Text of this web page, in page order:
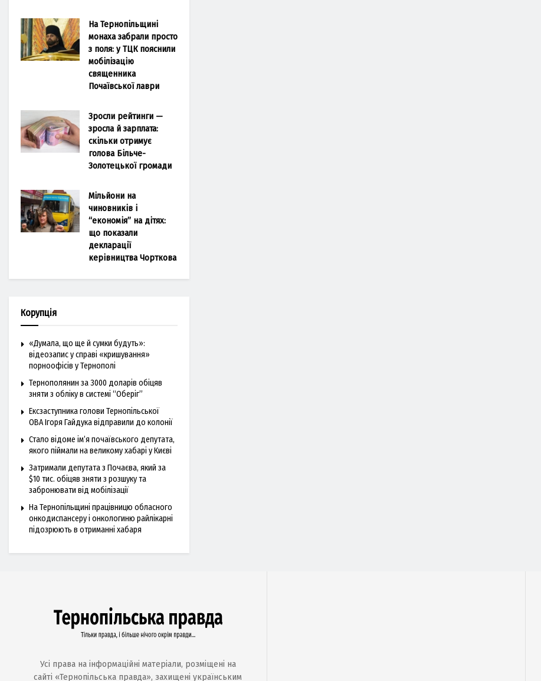
На Тернопільщині
монаха забрали просто
з поля: у ТЦК пояснили
мобілізацію
священника
Почаївської лаври
Зросли рейтинги —
зросла й зарплата:
скільки отримує
голова Більче-
Золотецької громади
Мільйони на
чиновників і
“економія” на дітях:
що показали
декларації
керівництва Чорткова
Корупція
«Думала, що ще й сумки будуть»:
відеозапис у справі «кришування»
порноофісів у Тернополі
Тернополянин за 3000 доларів обіцяв
зняти з обліку в системі “Оберіг”
Ексзаступника голови Тернопільської
ОВА Ігоря Гайдука відправили до колонії
Стало відоме ім’я почаївського депутата,
якого піймали на великому хабарі у Києві
Затримали депутата з Почаєва, який за
$10 тис. обіцяв зняти з розшуку та
забронювати від мобілізації
На Тернопільщині працівницю обласного
онкодиспансеру і онкологиню райлікарні
підозрюють в отриманні хабаря
Усі права на інформаційні матеріали, розміщені на
сайті «Тернопільська правда», захищені українським